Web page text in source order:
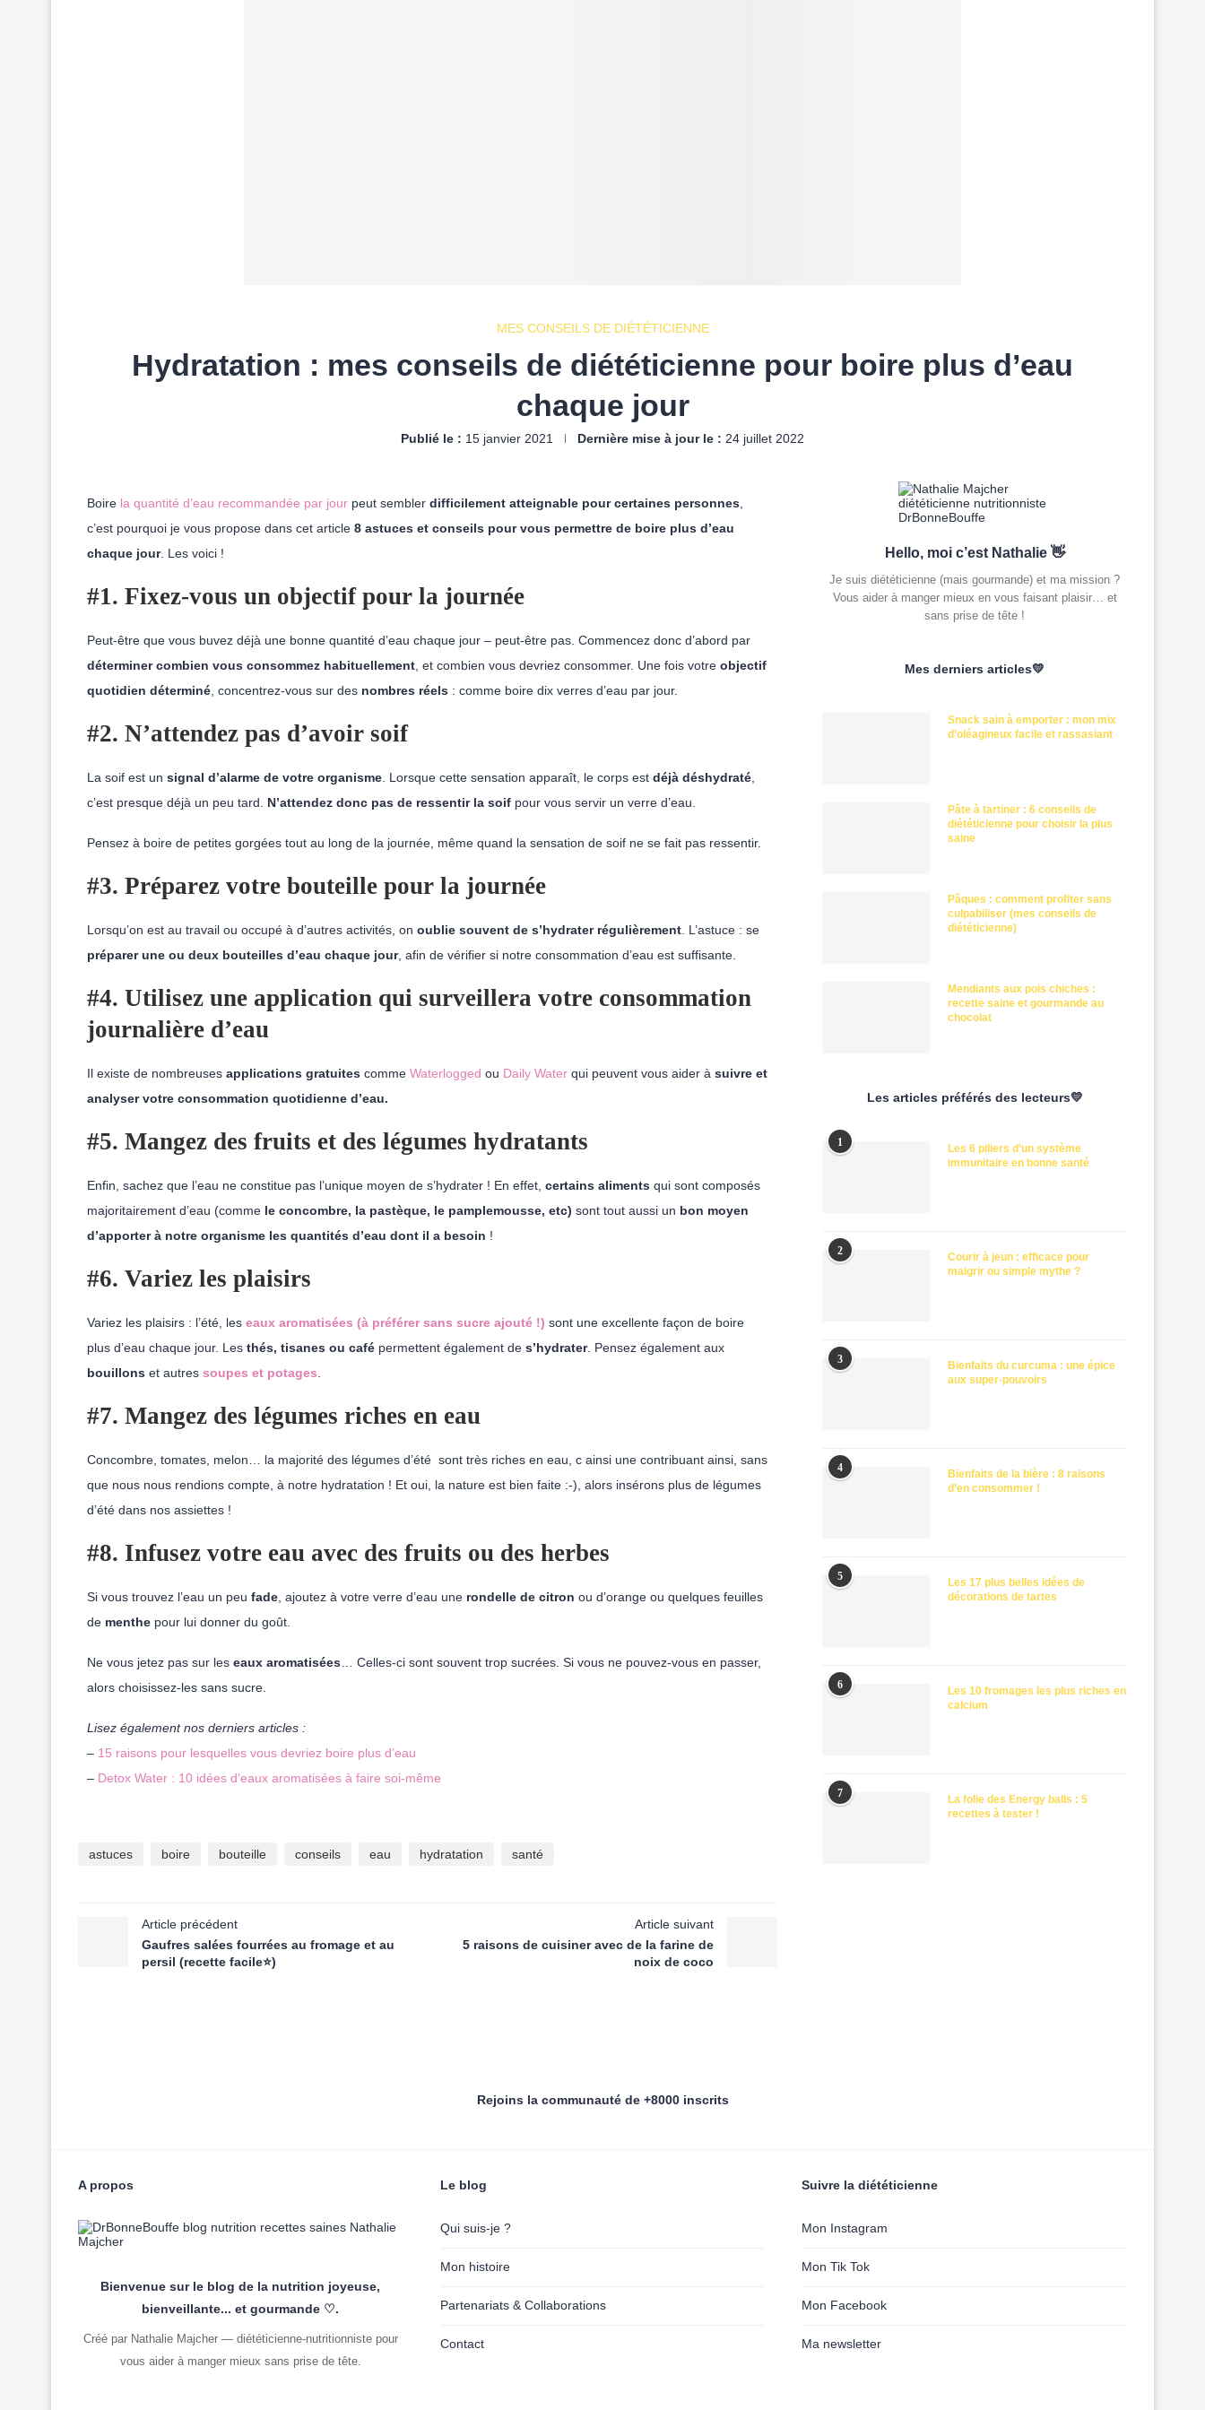
MES CONSEILS DE DIÉTÉTICIENNE
Hydratation : mes conseils de diététicienne pour boire plus d’eau
chaque jour
Publié le : 15 janvier 2021 Dernière mise à jour le : 24 juillet 2022
Boire la quantité d’eau recommandée par jour peut sembler difficilement atteignable pour certaines personnes
c’est pourquoi je vous propose dans cet article 8 astuces et conseils pour vous permettre de boire plus d’eau
chaque jour. Les voici !
#1. Fixez-vous un objectif pour la journée
Peut-être que vous buvez déjà une bonne quantité d’eau chaque jour – peut-être pas Commencez donc d’abord par
déterminer combien vous consommez habituellement et combien vous devriez consommer. Une fois votre objectif
quotidien déterminé , concentrez-vous sur des nombres réels : comme boire dix verres d’eau par jour.
#2. N’attendez pas d’avoir soif
La soif est un signal d’alarme de votre organisme . Lorsque cette sensation apparaît, le corps est déjà déshydraté
c’est presque déjà un peu tard.
N’attendez donc pas de ressentir la soif pour vous servir un verre d’eau.
Pensez à boire de petites gorgées tout au long de la journée, même quand la sensation de soif ne se fait pas ressentir.
#3. Préparez votre bouteille pour la journée
Lorsqu’on est au travail ou occupé à d’autres activités, on oublie souvent de s’hydrater régulièrement . L’astuce : se
préparer une ou deux bouteilles d’eau chaque jour, afin de vérifier si notre consommation d’eau est suffisante.
#4. Utilisez une application qui surveillera votre consommation
journalière d’eau
Il existe de nombreuses applications gratuites comme Waterlogged ou Daily Water qui peuvent vous aider à suivre et
analyser votre consommation quotidienne d’eau.
#5. Mangez des fruits et des légumes hydratants
Enfin, sachez que l’eau ne constitue pas l’unique moyen de s’hydrater ! En effet, certains aliments qui sont composés
majoritairement d’eau (comme le concombre, la pastèque, le pamplemousse, etc) sont tout aussi un bon moyen
d’apporter à notre organisme les quantités d’eau dont il a besoin !
#6. Variez les plaisirs
Variez les plaisirs : l’été, les eaux aromatisées (à préférer sans sucre ajouté !) sont une excellente façon de boire
plus d’eau chaque jour. Les thés, tisanes ou café permettent également de s’hydrater. Pensez également aux
bouillons et autres soupes et potages
#7. Mangez des légumes riches en eau
Concombre, tomates, melon… la majorité des légumes d’été sont très riches en eau, c ainsi une contribuant ainsi, sans
que nous nous rendions compte, à notre hydratation ! Et oui, la nature est bien faite :-), alors insérons plus de légumes
d’été dans nos assiettes !
#8. Infusez votre eau avec des fruits ou des herbes
Si vous trouvez l’eau un peu fade , ajoutez à votre verre d’eau une rondelle de citron ou d’orange ou quelques feuilles
de menthe pour lui donner du goût.
Ne vous jetez pas sur les eaux aromatisées … Celles-ci sont souvent trop sucrées. Si vous ne pouvez-vous en passer,
alors choisissez-les sans sucre.
Lisez également nos derniers articles :
– 15 raisons pour lesquelles vous devriez boire plus d’eau
– Detox Water : 10 idées d’eaux aromatisées à faire soi-même
astuces boire bouteille conseils eau hydratation santé
Article précédent
Gaufres salées fourrées au fromage et au
persil (recette facile⭐)
Article suivant
5 raisons de cuisiner avec de la farine de
noix de coco
Hello, moi c’est Nathalie 👋
Je suis diététicienne (mais gourmande) et ma mission ?
Vous aider à manger mieux en vous faisant plaisir… et
sans prise de tête !
Mes derniers articles💛
Snack sain à emporter : mon mix
d’oléagineux facile et rassasiant
Pâte à tartiner : 6 conseils de
diététicienne pour choisir la plus
saine
Pâques : comment profiter sans
culpabiliser (mes conseils de
diététicienne)
Mendiants aux pois chiches :
recette saine et gourmande au
chocolat
Les articles préférés des lecteurs💛
1
Les 6 piliers d’un système
immunitaire en bonne santé
2
Courir à jeun : efficace pour
maigrir ou simple mythe ?
3
Bienfaits du curcuma : une épice
aux super-pouvoirs
4
Bienfaits de la bière : 8 raisons
d’en consommer !
5
Les 17 plus belles idées de
décorations de tartes
6
Les 10 fromages les plus riches en
calcium
7
La folie des Energy balls : 5
recettes à tester !
Rejoins la communauté de +8000 inscrits
A propos
Bienvenue sur le blog de la nutrition joyeuse,
bienveillante... et gourmande ♡.
Créé par Nathalie Majcher — diététicienne-nutritionniste pour
vous aider à manger mieux sans prise de tête.
Le blog
Qui suis-je ?
Mon histoire
Partenariats & Collaborations
Contact
Suivre la diététicienne
Mon Instagram
Mon Tik Tok
Mon Facebook
Ma newsletter